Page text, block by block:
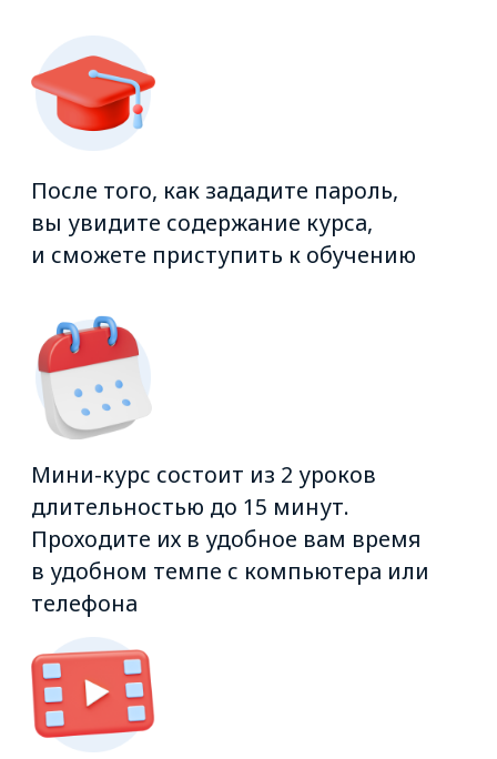
обработку моих
данных